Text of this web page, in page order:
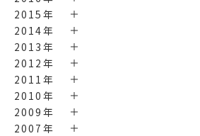
2015年
2014年
2013年
2012年
2011年
2010年
2009年
2007年